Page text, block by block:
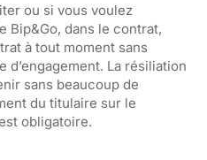
ou si vous voulez
Bip&Go, dans le contrat,
à tout moment sans
d’engagement. La résiliation
sans beaucoup de
du titulaire sur le
obligatoire.